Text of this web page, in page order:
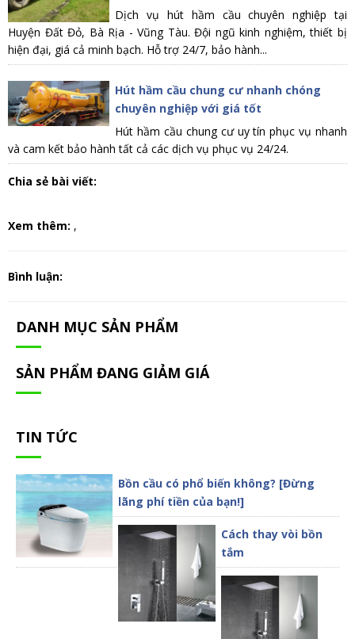
Dịch vụ hút hầm cầu chuyên nghiệp tại
Huyện Đất Đỏ, Bà Rịa - Vũng Tàu. Đội ngũ kinh nghiệm, thiết bị
hiện đại, giá cả minh bạch. Hỗ trợ 24/7, bảo hành...
Hút hầm cầu chung cư nhanh chóng
chuyên nghiệp với giá tốt
Hút hầm cầu chung cư uy tín phục vụ nhanh
và cam kết bảo hành tất cả các dịch vụ phục vụ 24/24.
Chia sẻ bài viết:
Xem thêm: ,
Bình luận:
DANH MỤC SẢN PHẨM
SẢN PHẨM ĐANG GIẢM GIÁ
TIN TỨC
Bồn cầu có phổ biến không? [Đừng
lãng phí tiền của bạn!]
Cách thay vòi bồn
tắm